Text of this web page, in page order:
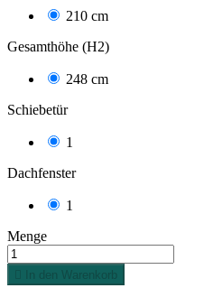
210 cm
Gesamthöhe (H2)
248 cm
Schiebetür
1
Dachfenster
1
Menge
In den Warenkorb